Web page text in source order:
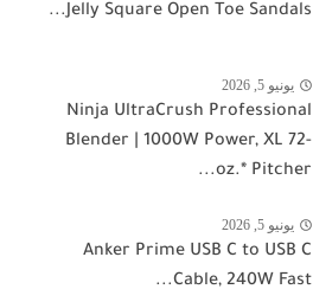
Jelly Square Open Toe Sandals...
يونيو 5, 2026
Ninja UltraCrush Professional
Blender | 1000W Power, XL 72-
oz.* Pitcher...
يونيو 5, 2026
Anker Prime USB C to USB C
Cable, 240W Fast...